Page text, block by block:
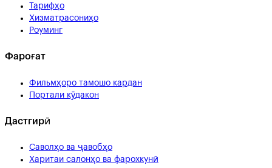
Тарифҳо
Хизматрасониҳо
Роуминг
Фароғат
Фильмҳоро тамошо кардан
Портали кӯдакон
Дастгирӣ
Саволҳо ва ҷавобҳо
Харитаи салонҳо ва фарохкунӣ